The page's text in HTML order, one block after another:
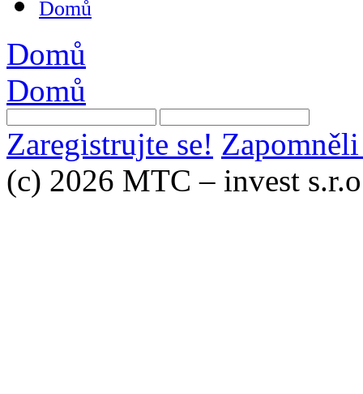
Domů
Domů
Domů
Zaregistrujte se!
(c) 2026 MTC – invest